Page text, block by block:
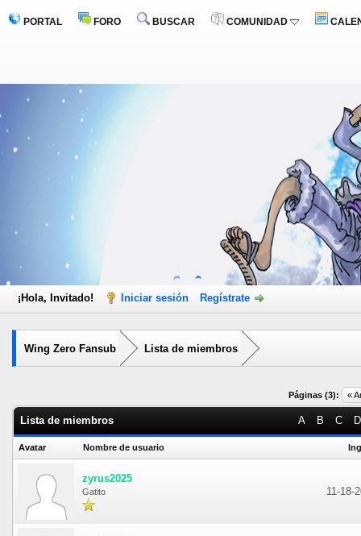
PORTAL FORO BUSCAR COMUNIDAD
¡Hola, Invitado! Iniciar sesión Regístrate
Wing Zero Fansub Lista de miembros
Páginas (3): «
A B C D
Lista de miembros
Avatar Nombre de usuario
zyrus2025
Gatito 11-18-